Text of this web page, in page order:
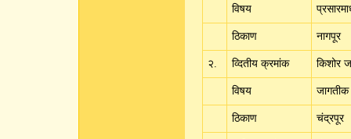
विषय
ठिकाण नागपूर
२. व्दितीय क्रमांक किशोर
विषय
ठिकाण चंद्रपूर